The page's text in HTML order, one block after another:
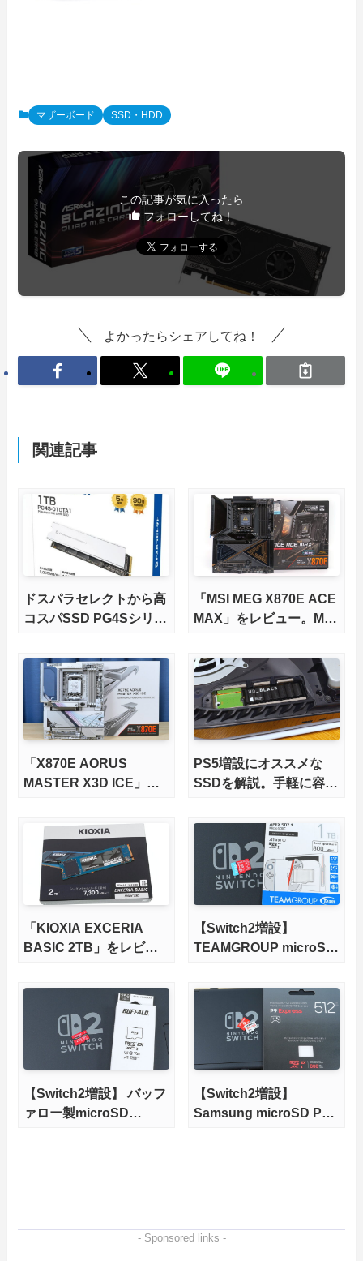
マザーボード SSD・HDD
この記事が気に入ったら
フォローしてね！
よかったらシェアしてね！
関連記事
ドスパラセレクトから高
コスパSSD PG4Sシリー
「MSI MEG X870E ACE
MAX」をレビュー。M.2
版X870Eマザーボードを
徹底検証
「X870E AORUS
MASTER X3D ICE」を
さらに高速にする完全版
X870Eマザーボードを徹
底検証
PS5増設にオススメな
SSDを解説。手軽に容量
最新、PS5 Proにも対
応】
「KIOXIA EXCERIA
BASIC 2TB」をレビュ
力、高性能、高コスパを
【Switch2増設】
TEAMGROUP microSD
ー。Vlogクリエイターに
も強いメモリーカードを
徹底検証
【Switch2増設】 バッフ
ァロー製microSD
【Switch2増設】
Samsung microSD P9
- Sponsored links -